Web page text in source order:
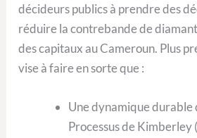
décideurs publics à prendre des
réduire la contrebande de
des capitaux au Cameroun. Plus
vise à faire en sorte que :
Une dynamique durable
Processus de